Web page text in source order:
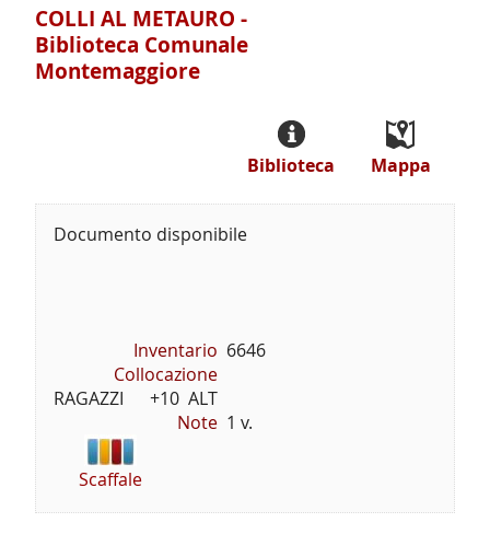
COLLI AL METAURO -
Biblioteca Comunale
Montemaggiore
Mappa
Biblioteca
Documento disponibile
Inventario 6646
Collocazione
RAGAZZI      +10  ALT
Note 1 v.
Scaffale